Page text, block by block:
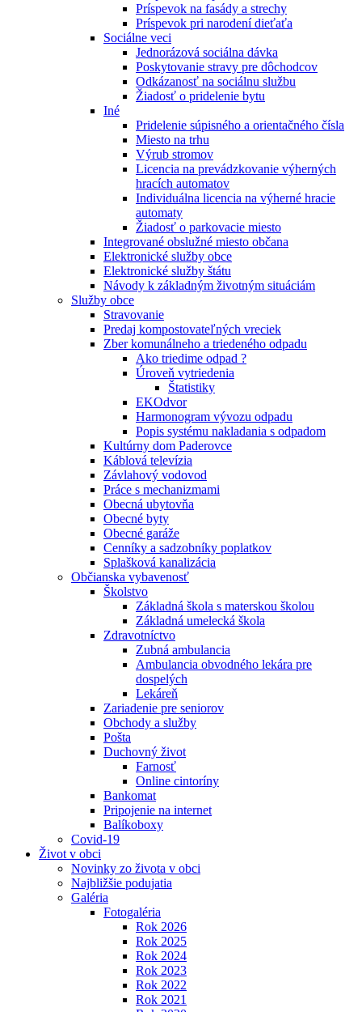
Príspevok na fasády a strechy
Príspevok pri narodení dieťaťa
Sociálne veci
Jednorázová sociálna dávka
Poskytovanie stravy pre dôchodcov
Odkázanosť na sociálnu službu
Žiadosť o pridelenie bytu
Iné
Pridelenie súpisného a orientačného čísla
Miesto na trhu
Výrub stromov
Licencia na prevádzkovanie výherných
hracích automatov
Individuálna licencia na výherné hracie
automaty
Žiadosť o parkovacie miesto
Integrované obslužné miesto občana
Elektronické služby obce
Elektronické služby štátu
Návody k základným životným situáciám
Služby obce
Stravovanie
Predaj kompostovateľných vreciek
Zber komunálneho a triedeného odpadu
Ako triedime odpad ?
Úroveň vytriedenia
Štatistiky
EKOdvor
Harmonogram vývozu odpadu
Popis systému nakladania s odpadom
Kultúrny dom Paderovce
Káblová televízia
Závlahový vodovod
Práce s mechanizmami
Obecná ubytovňa
Obecné byty
Obecné garáže
Cenníky a sadzobníky poplatkov
Splašková kanalizácia
Občianska vybavenosť
Školstvo
Základná škola s materskou školou
Základná umelecká škola
Zdravotníctvo
Zubná ambulancia
Ambulancia obvodného lekára pre
dospelých
Lekáreň
Zariadenie pre seniorov
Obchody a služby
Pošta
Duchovný život
Farnosť
Online cintoríny
Bankomat
Pripojenie na internet
Balíkoboxy
Covid-19
Život v obci
Novinky zo života v obci
Najbližšie podujatia
Galéria
Fotogaléria
Rok 2026
Rok 2025
Rok 2024
Rok 2023
Rok 2022
Rok 2021